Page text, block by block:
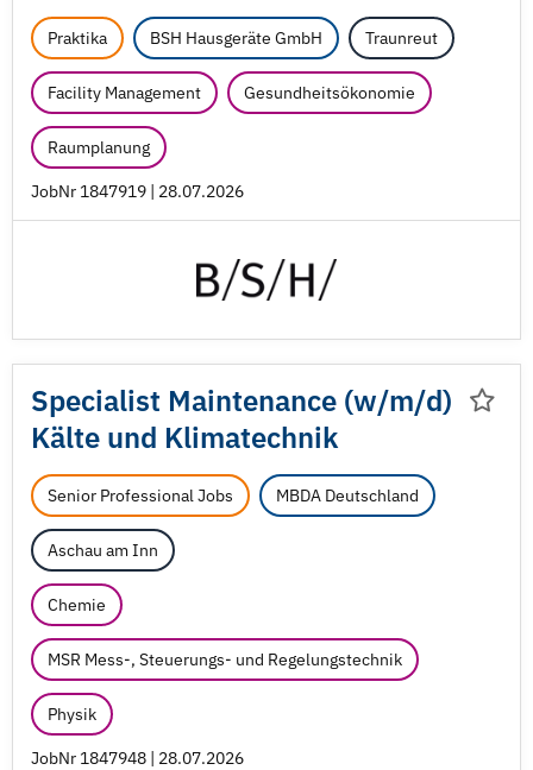
Praktika BSH Hausgeräte GmbH Traunreut
Facility Management Gesundheitsökonomie
Raumplanung
JobNr 1847919 | 28.07.2026
Specialist Maintenance (w/m/d)
Kälte und Klimatechnik
Senior Professional Jobs MBDA Deutschland
Aschau am Inn
Chemie
MSR Mess-, Steuerungs- und Regelungstechnik
Physik
JobNr 1847948 | 28.07.2026